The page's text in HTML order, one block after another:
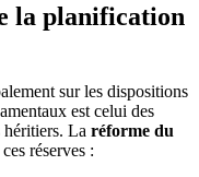
la planification
sur les dispositions
est celui des
héritiers. La réforme du
réserves :